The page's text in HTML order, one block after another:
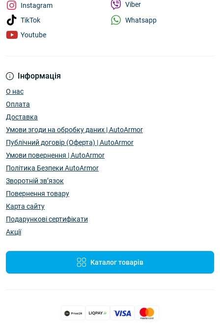
Інформація
О нас
Оплата
Доставка
Умови згоди на обробку даних | AutoArmor
Публічний договір (Оферта) | AutoArmor
Умови повернення | AutoArmor
Політика Безпеки AutoArmor
Зворотній зв’язок
Повернення товару
Карта сайту
Подарункові сертифікати
Акції
Каталог товарів
Instagram
TikTok
Youtube
Viber
Whatsapp